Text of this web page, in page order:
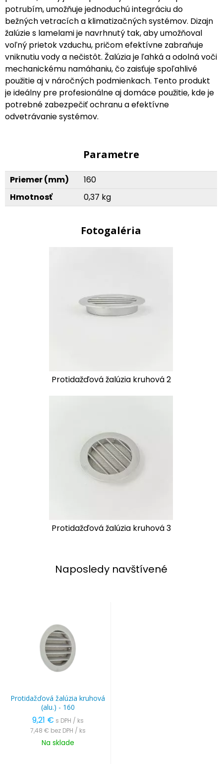
potrubím, umožňuje jednoduchú integráciu do
bežných vetracích a klimatizačných systémov. Dizajn
žalúzie s lamelami je navrhnutý tak, aby umožňoval
voľný prietok vzduchu, pričom efektívne zabraňuje
vniknutiu vody a nečistôt. Žalúzia je ľahká a odolná voči
mechanickému namáhaniu, čo zaisťuje spoľahlivé
použitie aj v náročných podmienkach. Tento produkt
je ideálny pre profesionálne aj domáce použitie, kde je
potrebné zabezpečiť ochranu a efektívne
odvetrávanie systémov.
Parametre
Priemer (mm)
160
Hmotnosť
0,37 kg
Fotogaléria
Protidažďová žalúzia kruhová 2
Protidažďová žalúzia kruhová 3
Naposledy navštívené
Protidažďová žalúzia kruhová
(alu.) - 160
9,21 € s DPH / ks
7,48 € bez DPH / ks
Na sklade